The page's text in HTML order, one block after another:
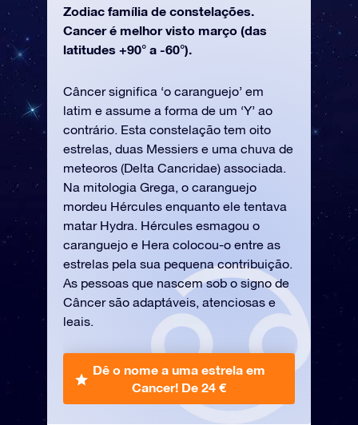
Zodiac família de constelações.
Cancer é melhor visto março (das
latitudes +90° a -60°).
Câncer significa ‘o caranguejo’ em
latim e assume a forma de um ‘Y’ ao
contrário. Esta constelação tem oito
estrelas, duas Messiers e uma chuva de
meteoros (Delta Cancridae) associada.
Na mitologia Grega, o caranguejo
mordeu Hércules enquanto ele tentava
matar Hydra. Hércules esmagou o
caranguejo e Hera colocou-o entre as
estrelas pela sua pequena contribuição.
As pessoas que nascem sob o signo de
Câncer são adaptáveis, atenciosas e
leais.
Dê o nome a uma estrela em
Cancer! De 24 €